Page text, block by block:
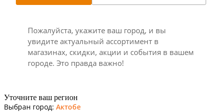
Пожалуйста, укажите ваш город, и вы
увидите актуальный ассортимент в
магазинах, скидки, акции и события в вашем
городе. Это правда важно!
Уточните ваш регион
Выбран город: Актобе